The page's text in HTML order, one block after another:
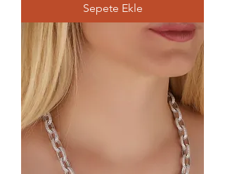
Sepete Ekle